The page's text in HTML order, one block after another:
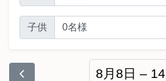
子供
8月8日 – 14